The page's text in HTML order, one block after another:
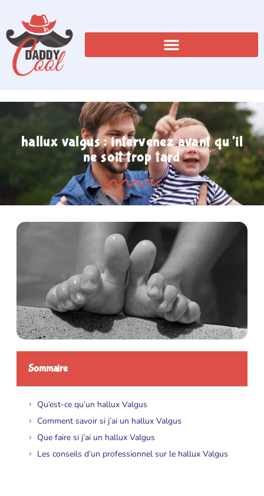
hallux valgus : intervenez avant qu’il
ne soit trop tard
Sommaire
Qu’est-ce qu’un hallux Valgus
Comment savoir si j’ai un hallux Valgus
Que faire si j’ai un hallux Valgus
Les conseils d’un professionnel sur le hallux Valgus